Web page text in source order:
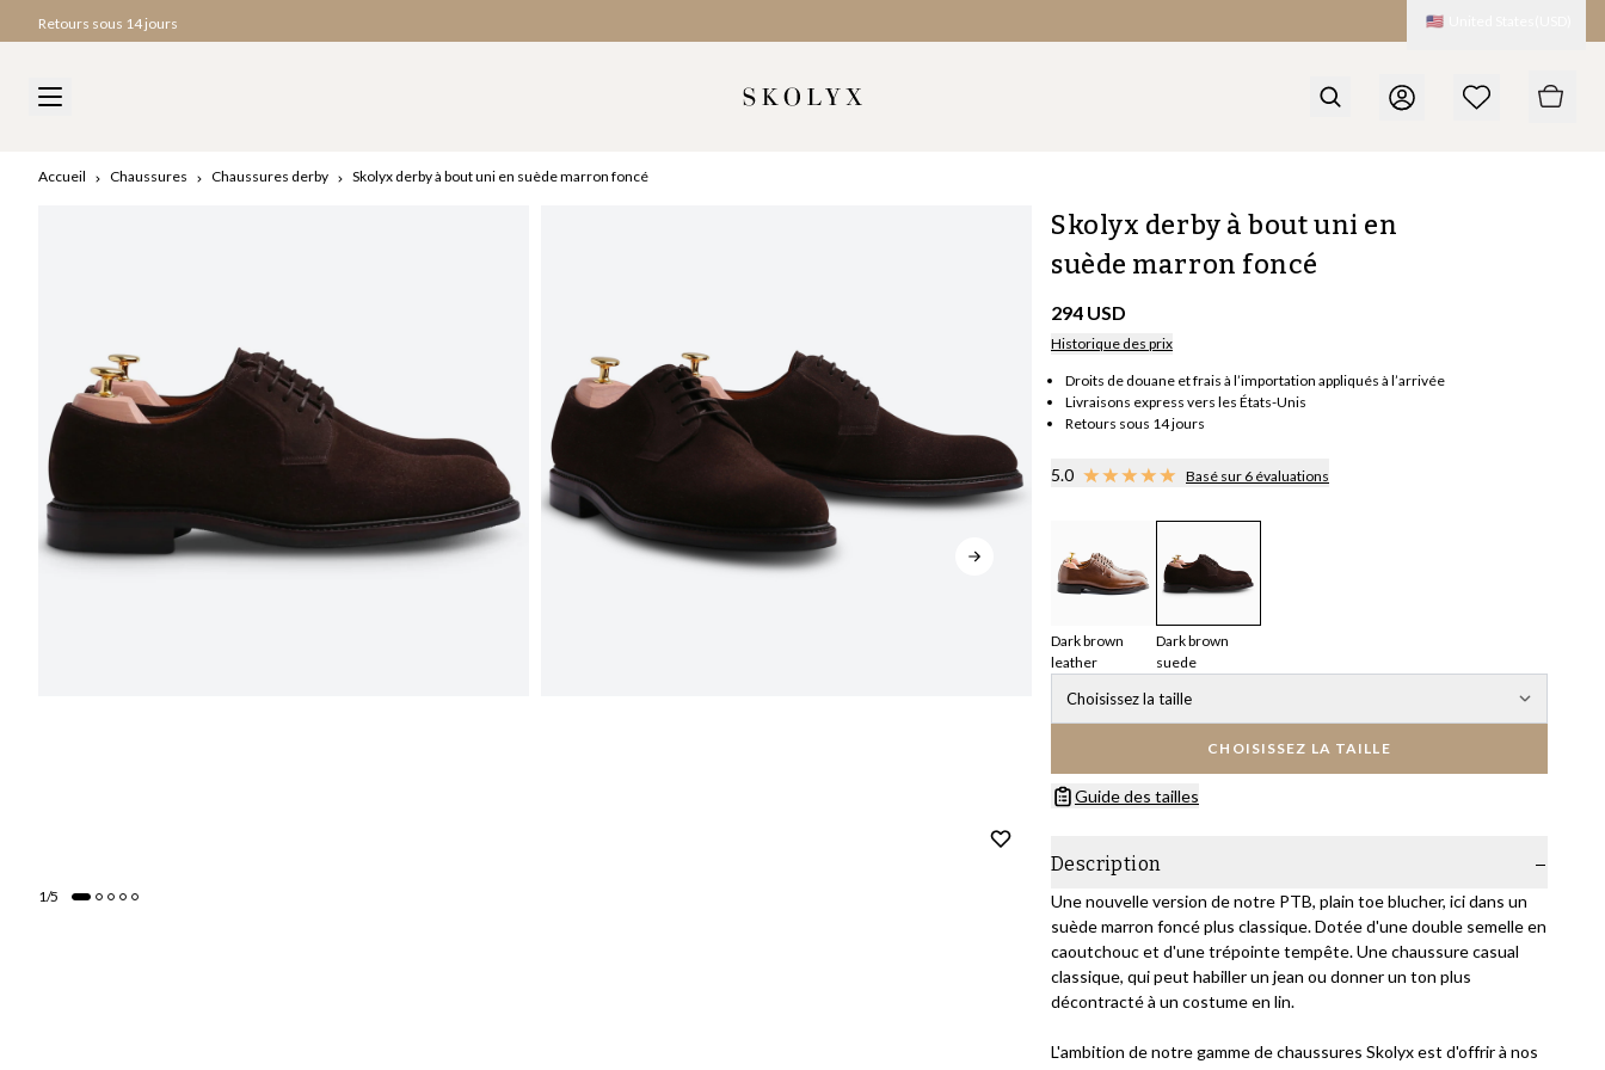
Retours sous 14 jours 🇺🇸
Accueil Chaussures Chaussures derby Skolyx derby à bout uni en suède marron foncé
1/5
Skolyx derby à bout uni en
suède marron foncé
294 USD
Historique des prix
Droits de douane et frais à l’importation appliqués à l’arrivée
Livraisons express vers les États-Unis
Retours sous 14 jours
5.0 Basé sur 6 évaluations
Dark brown
leather
Dark brown
suede
Choisissez la taille
CHOISISSEZ LA TAILLE
Guide des tailles
Description
Une nouvelle version de notre PTB, plain toe blucher, ici dans un
suède marron foncé plus classique. Dotée d'une double semelle en
caoutchouc et d'une trépointe tempête. Une chaussure casual
classique, qui peut habiller un jean ou donner un ton plus
décontracté à un costume en lin.
L'ambition de notre gamme de chaussures Skolyx est d'offrir à nos